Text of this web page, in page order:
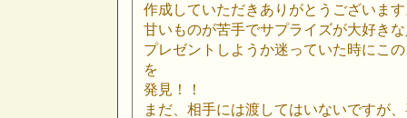
作成していただきありがとうございま
甘いものが苦手でサプライズが大好き
プレゼントしようか迷っていた時にこ
を
発見！！
まだ、相手には渡してはいないですが